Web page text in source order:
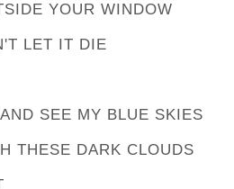
YOUR WINDOW
LET IT DIE
SEE MY BLUE SKIES
THESE DARK CLOUDS